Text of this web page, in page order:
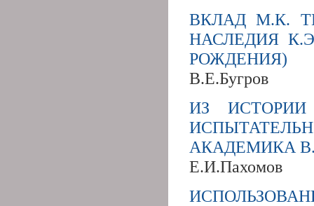
ВКЛАД М.К.
НАСЛЕДИЯ
РОЖДЕНИЯ)
В.Е.Бугров
ИЗ
АКАДЕМИКА
Е.И.Пахомов